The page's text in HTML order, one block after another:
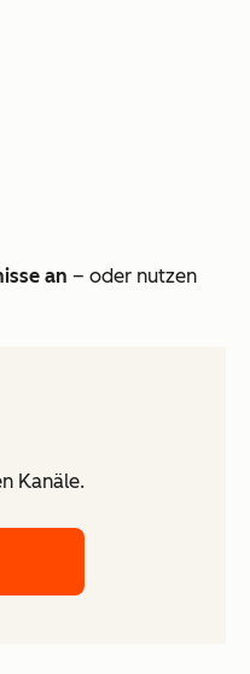
an – oder nutzen
Kanäle.